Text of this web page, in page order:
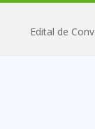
Edital de